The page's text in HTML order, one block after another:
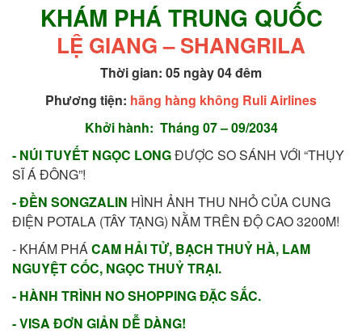
KHÁM PHÁ TRUNG QUỐC
LỆ GIANG – SHANGRILA
Thời gian: 05 ngày 04 đêm
Phương tiện: hãng hàng không Ruli Airlines
Khởi hành: Tháng 07 – 09/2034
- NÚI TUYẾT NGỌC LONGĐƯỢC SO SÁNH VỚI “THỤY
SĨ Á ĐÔNG”!
- ĐỀN SONGZALIN HÌNH ẢNH THU NHỎ CỦA CUNG
ĐIỆN POTALA (TÂY TẠNG) NẰM TRÊN ĐỘ CAO 3200M!
- KHÁM PHÁCAM HẢI TỬ, BẠCH THUỶ HÀ, LAM
NGUYỆT CỐC, NGỌC THUỶ TRẠI.
- HÀNH TRÌNH NO SHOPPING ĐẶC SẮC.
- VISA ĐƠN GIẢN DỄ DÀNG!